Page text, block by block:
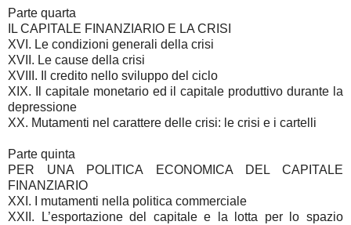
Parte quarta
IL CAPITALE FINANZIARIO E LA CRISI
XVI. Le condizioni generali della crisi
XVII. Le cause della crisi
XVIII. Il credito nello sviluppo del ciclo
XIX. Il capitale monetario ed il capitale produttivo durante la
depressione
XX. Mutamenti nel carattere delle crisi: le crisi e i cartelli
Parte quinta
PER UNA POLITICA ECONOMICA DEL CAPITALE
FINANZIARIO
XXI. I mutamenti nella politica commerciale
XXII. L’esportazione del capitale e la lotta per lo spazio